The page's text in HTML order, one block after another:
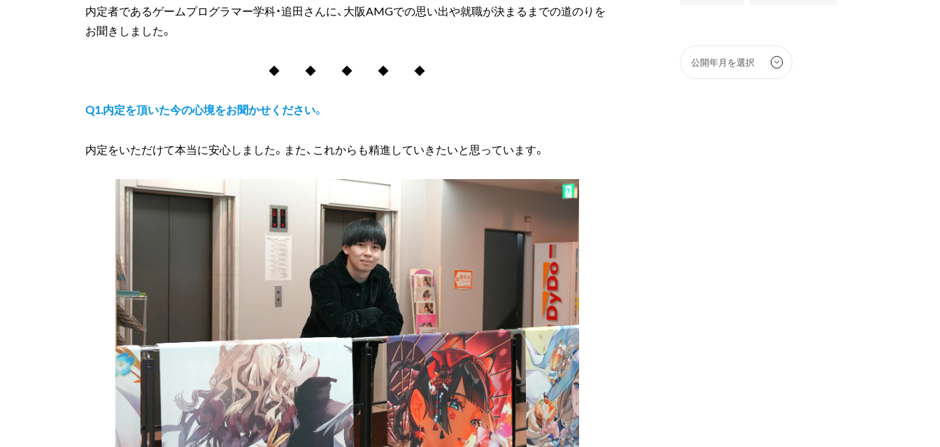
内定者であるゲームプログラマー学科・追田さんに、大阪AMGでの思い出や就職が決まるまでの道のりを
お聞きしました。
◆ ◆ ◆ ◆ ◆
Q1.内定を頂いた今の心境をお聞かせください。
内定をいただけて本当に安心しました。また、これからも精進していきたいと思っています。